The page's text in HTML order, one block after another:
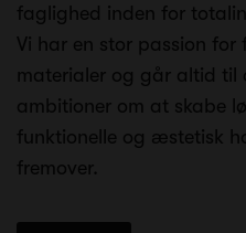
faglighed inden for
Vi har en stor passion for
materialer og går altid til
ambitioner om at skabe
funktionelle og æstetisk
fremover.